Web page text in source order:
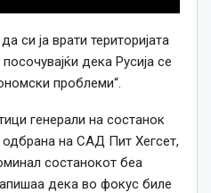
си ја врати територијата
дека Русија се
проблеми“.
генерали на состанок
на САД Пит Хегсет,
состанокот беа
дека во фокус биле